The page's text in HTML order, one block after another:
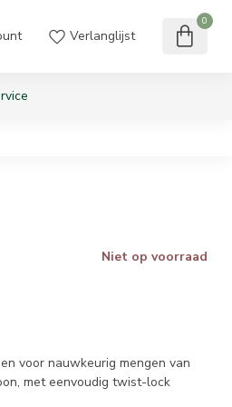
Verlanglijst
0
Niet op voorraad
voor nauwkeurig mengen van
met eenvoudig twist-lock